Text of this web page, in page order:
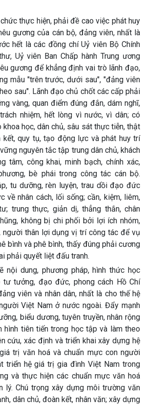
thực hiện, phải đề cao việc phát huy
gương của cán bộ, đảng viên, nhất là
hết là các đồng chí Uỷ viên Bộ Chính
Uỷ viên Ban Chấp hành Trung ương
gương để khẳng định vai trò lãnh đạo,
mẫu "trên trước, dưới sau", "đảng viên
sau". Lãnh đạo chủ chốt các cấp phải
vàng, quan điểm đúng đắn, dám nghĩ,
nhiệm, hết lòng vì nước, vì dân; có
học, dân chủ, sâu sát thực tiễn, thật
kết, quy tụ, tạo động lực và phát huy trí
nguyên tắc tập trung dân chủ, khách
tâm, công khai, minh bạch, chính xác,
bè phái trong công tác cán bộ.
tu dưỡng, rèn luyện, trau dồi đạo đức
về nhân cách, lối sống; cần, kiệm, liêm,
trung thực, giản dị, thẳng thắn, chân
không bị chi phối bởi lợi ích nhóm,
người thân lợi dụng vị trí công tác để vụ
bình và phê bình, thấy đúng phải cương
phải quyết liệt đấu tranh.
nội dung, phương pháp, hình thức học
tư tưởng, đạo đức, phong cách Hồ Chí
viên và nhân dân, nhất là cho thế hệ
Việt Nam ở nước ngoài. Đẩy mạnh
biểu dương, tuyên truyền, nhân rộng
hình tiên tiến trong học tập và làm theo
cứu, xác định và triển khai xây dựng hệ
trị văn hoá và chuẩn mực con người
triển hệ giá trị gia đình Việt Nam trong
và thực hiện các chuẩn mực văn hoá
lý. Chú trọng xây dựng môi trường văn
dân chủ, đoàn kết, nhân văn; xây dựng